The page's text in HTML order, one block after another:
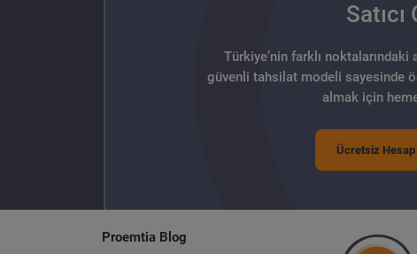
Satıcı
Türkiye’nin farklı noktalarındaki
güvenli tahsilat modeli sayesinde
almak için
Ücretsiz
Proemtia Blog